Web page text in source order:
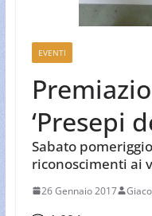
EVENTI
‘Presepi
Sabato
riconoscimenti ai
26 Gennaio 2017